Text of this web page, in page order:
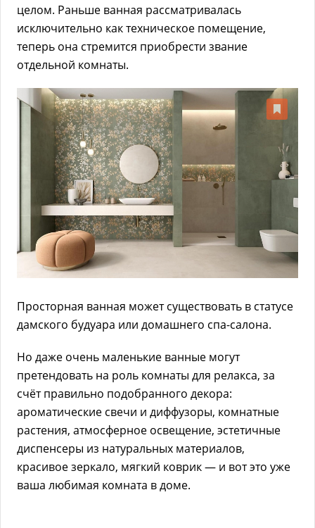
целом. Раньше ванная рассматривалась
исключительно как техническое помещение,
теперь она стремится приобрести звание
отдельной комнаты.
Просторная ванная может существовать в статусе
дамского будуара или домашнего спа-салона.
Но даже очень маленькие ванные могут
претендовать на роль комнаты для релакса, за
счёт правильно подобранного декора:
ароматические свечи и диффузоры, комнатные
растения, атмосферное освещение, эстетичные
диспенсеры из натуральных материалов,
красивое зеркало, мягкий коврик — и вот это уже
ваша любимая комната в доме.